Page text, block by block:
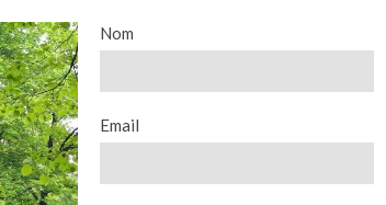
Nom
Email